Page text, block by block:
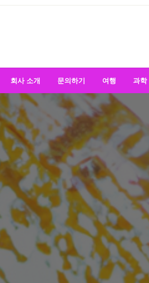
회사 소개 문의하기 여행 과학